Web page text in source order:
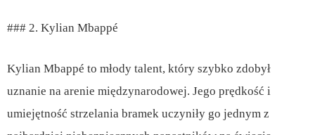
### 2. Kylian Mbappé
Kylian Mbappé to młody talent, który szybko zdobył
uznanie na arenie międzynarodowej. Jego prędkość i
umiejętność strzelania bramek uczyniły go jednym z